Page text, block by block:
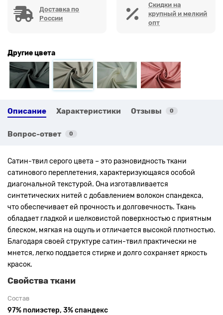
Доставка по
России
Скидки на
крупный и мелкий
опт
Другие цвета
Описание Характеристики Отзывы 0
Вопрос-ответ 0
Сатин-твил серого цвета – это разновидность ткани
сатинового переплетения, характеризующаяся особой
диагональной текстурой. Она изготавливается
синтетических нитей с добавлением волокон спандекса,
что обеспечивает ей прочность и долговечность. Ткань
обладает гладкой и шелковистой поверхностью с приятным
блеском, мягкая на ощупь и отличается высокой плотностью.
Благодаря своей структуре сатин-твил практически не
мнется, легко поддается стирке и долго сохраняет яркость
красок.
Свойства ткани
Состав
97% полиэстер, 3% спандекс